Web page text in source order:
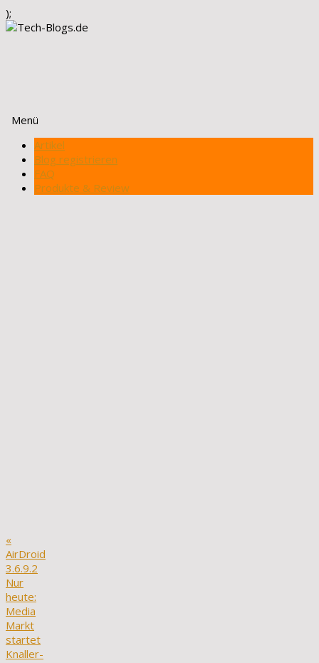
);
Menü
Zum
Inhalt
springen
Artikel
Blog registrieren
FAQ
Produkte & Review
«
AirDroid
3.6.9.2
Nur
heute:
Media
Markt
startet
Knaller-